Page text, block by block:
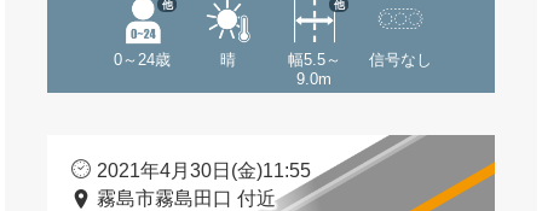
0～24歳
他
晴
幅5.5～
9.0m
他
信号なし
2021年4月30日(金)11:55
霧島市霧島田口 付近